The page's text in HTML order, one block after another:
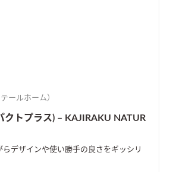
ールホーム）
クトプラス) – KAJIRAKU NATUR
らデザインや使い勝手の良さをギッシリ